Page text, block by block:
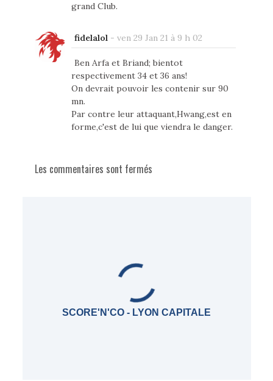
grand Club.
fidelalol- ven 29 Jan 21 à 9 h 02
Ben Arfa et Briand; bientot
respectivement 34 et 36 ans!
On devrait pouvoir les contenir sur 90
mn.
Par contre leur attaquant,Hwang,est en
forme,c'est de lui que viendra le danger.
Les commentaires sont fermés
SCORE'N'CO - LYON CAPITALE